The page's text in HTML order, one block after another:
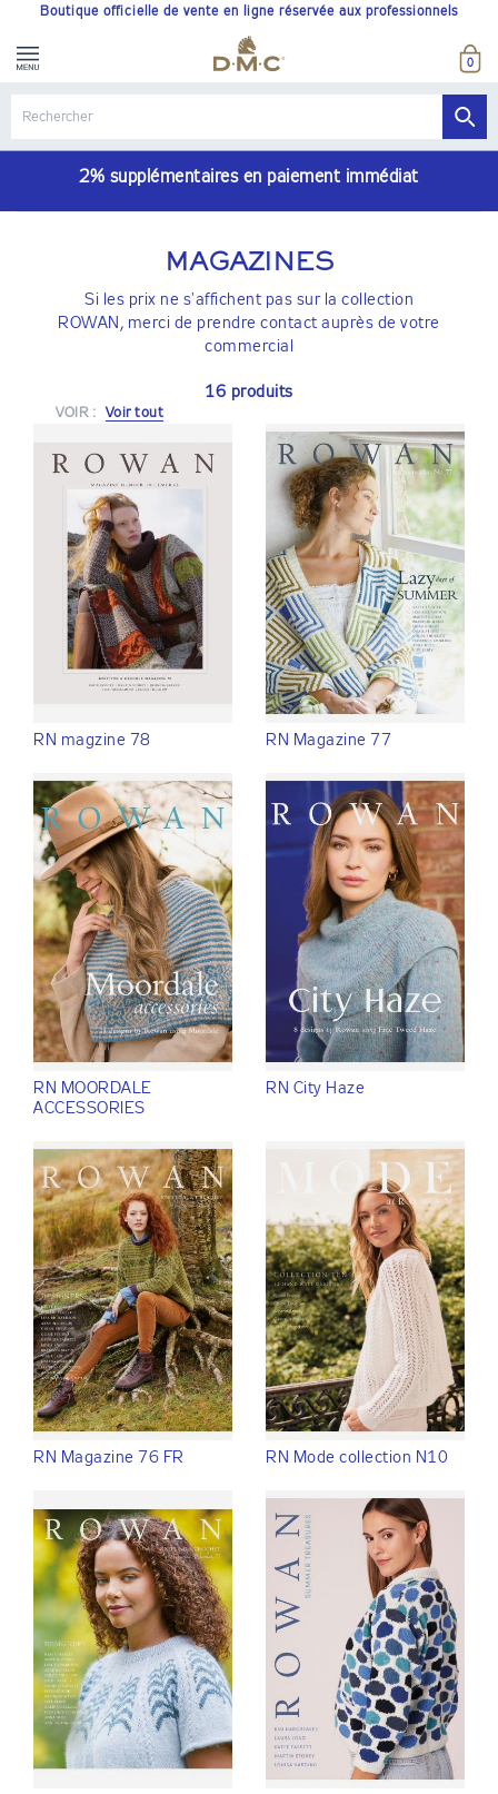
Boutique officielle de vente en ligne réservée aux professionnels
0
2% supplémentaires en paiement immédiat
MAGAZINES
Si les prix ne s'affichent pas sur la collection
ROWAN, merci de prendre contact auprès de votre
commercial
16 produits
VOIR : Voir tout
RN magzine 78 RN Magazine 77
RN MOORDALE
ACCESSORIES
RN City Haze
RN Magazine 76 FR RN Mode collection N10